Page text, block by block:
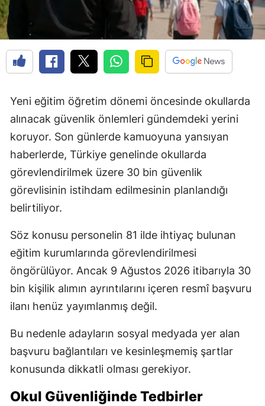
Yeni eğitim öğretim dönemi öncesinde okullarda
alınacak güvenlik önlemleri gündemdeki yerini
koruyor. Son günlerde kamuoyuna yansıyan
haberlerde, Türkiye genelinde okullarda
görevlendirilmek üzere 30 bin güvenlik
görevlisinin istihdam edilmesinin planlandığı
belirtiliyor.
Söz konusu personelin 81 ilde ihtiyaç bulunan
eğitim kurumlarında görevlendirilmesi
öngörülüyor. Ancak 9 Ağustos 2026 itibarıyla 30
bin kişilik alımın ayrıntılarını içeren resmî başvuru
ilanı henüz yayımlanmış değil.
Bu nedenle adayların sosyal medyada yer alan
başvuru bağlantıları ve kesinleşmemiş şartlar
konusunda dikkatli olması gerekiyor.
Okul Güvenliğinde Tedbirler